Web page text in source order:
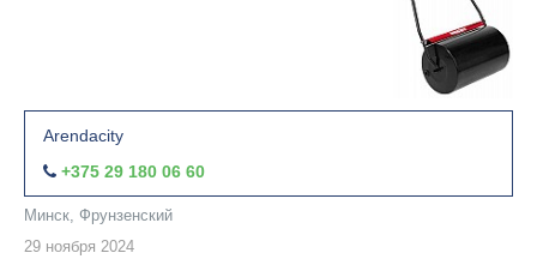
Arendacity
+375 29 180 06 60
Минск, Фрунзенский
29 ноября 2024